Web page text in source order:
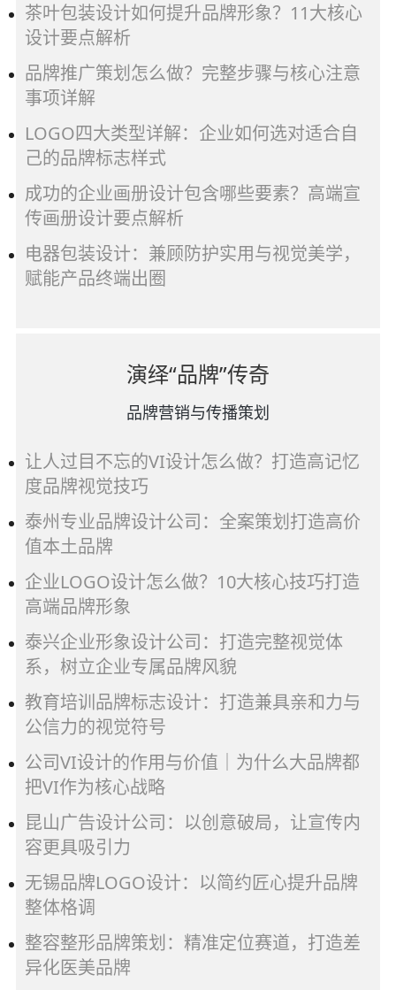
茶叶包装设计如何提升品牌形象？11大核心
设计要点解析
品牌推广策划怎么做？完整步骤与核心注意
事项详解
LOGO四大类型详解：企业如何选对适合自
己的品牌标志样式
成功的企业画册设计包含哪些要素？高端宣
传画册设计要点解析
电器包装设计：兼顾防护实用与视觉美学，
赋能产品终端出圈
演绎“品牌”传奇
品牌营销与传播策划
让人过目不忘的VI设计怎么做？打造高记忆
度品牌视觉技巧
泰州专业品牌设计公司：全案策划打造高价
值本土品牌
企业LOGO设计怎么做？10大核心技巧打造
高端品牌形象
泰兴企业形象设计公司：打造完整视觉体
系，树立企业专属品牌风貌
教育培训品牌标志设计：打造兼具亲和力与
公信力的视觉符号
公司VI设计的作用与价值｜为什么大品牌都
把VI作为核心战略
昆山广告设计公司：以创意破局，让宣传内
容更具吸引力
无锡品牌LOGO设计：以简约匠心提升品牌
整体格调
整容整形品牌策划：精准定位赛道，打造差
异化医美品牌